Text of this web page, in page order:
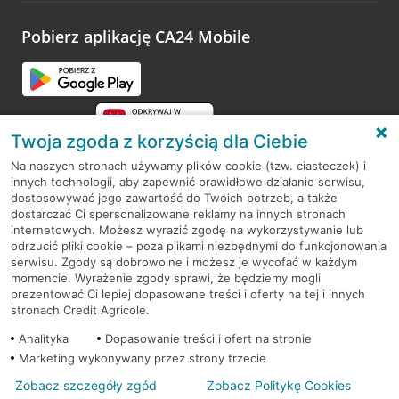
opinie.
Pobierz aplikację CA24 Mobile
RODO
Regulamin serwisu
Mapa serwisu
PolitykaCookies
© 2026 Credit Agricole Bank Polska S.A. Wszelkie prawa zastrzeżone
Twoja zgoda z korzyścią dla Ciebie
Na naszych stronach używamy plików cookie (tzw. ciasteczek) i
innych technologii, aby zapewnić prawidłowe działanie serwisu,
dostosowywać jego zawartość do Twoich potrzeb, a także
dostarczać Ci spersonalizowane reklamy na innych stronach
internetowych. Możesz wyrazić zgodę na wykorzystywanie lub
odrzucić pliki cookie – poza plikami niezbędnymi do funkcjonowania
serwisu. Zgody są dobrowolne i możesz je wycofać w każdym
momencie. Wyrażenie zgody sprawi, że będziemy mogli
prezentować Ci lepiej dopasowane treści i oferty na tej i innych
stronach Credit Agricole.
Analityka
Dopasowanie treści i ofert na stronie
Marketing wykonywany przez strony trzecie
Zobacz szczegóły zgód Zobacz Politykę Cookies